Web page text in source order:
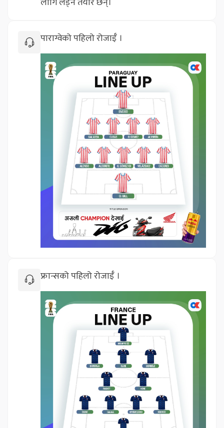
पाराग्वेको पहिलो रोजाईँ ।
फ्रान्सको पहिलो रोजाईँ ।